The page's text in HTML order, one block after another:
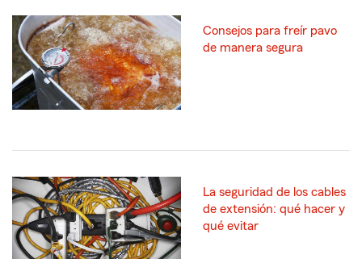
Consejos para freír pavo
de manera segura
La seguridad de los cables
de extensión: qué hacer y
qué evitar